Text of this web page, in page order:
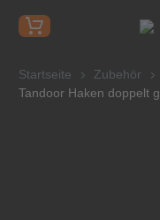
Startseite Zubehör
Tandoor Haken doppelt